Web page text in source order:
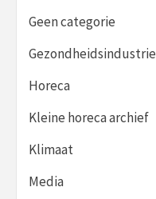
Geen categorie
Gezondheidsindustrie
Horeca
Kleine horeca archief
Klimaat
Media